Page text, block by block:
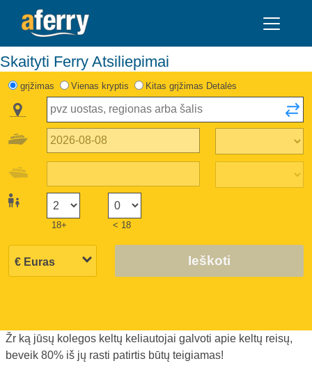
Skaityti Ferry Atsiliepimai
grįžimas Vienas kryptis Kitas grįžimas Detalės
18+ < 18
Ieškoti
Žr ką jūsų kolegos keltų keliautojai galvoti apie keltų reisų,
beveik 80% iš jų rasti patirtis būtų teigiamas!